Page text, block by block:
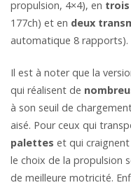
propulsion, 4×4), en
177ch) et en deux
automatique 8 rapports).
Il est à noter que la
qui réalisent de
à son seuil de
aisé. Pour ceux qui
palettes et qui craignent
le choix de la propulsion
de meilleure motricité.